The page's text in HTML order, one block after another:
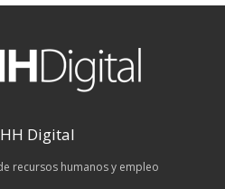
Digital
recursos humanos y empleo